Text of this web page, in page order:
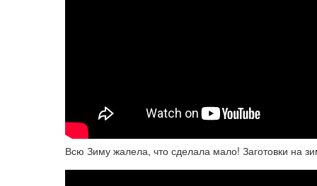
Всю Зиму жалела, что сделала мало! Заготовки на